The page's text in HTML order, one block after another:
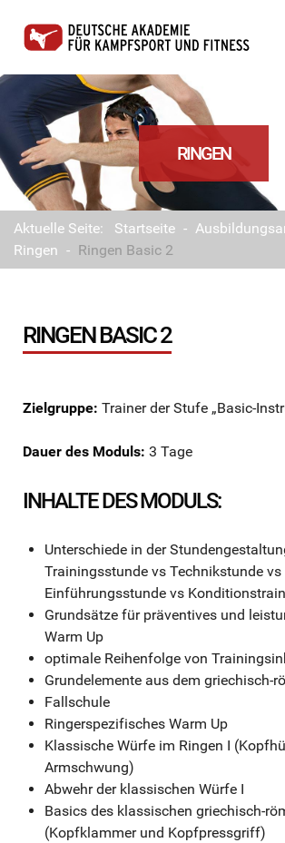
RINGEN
Aktuelle Seite: Startseite -
Ringen - Ringen Basic 2
RINGEN BASIC 2
Zielgruppe: Trainer der Stufe „Basic-
Dauer des Moduls: 3 Tage
INHALTE DES MODULS:
Unterschiede in der
Trainingsstunde vs Technikstunde vs
Einführungsstunde vs
Grundsätze für präventives und
Warm Up
optimale Reihenfolge von
Grundelemente aus dem griechisch-
Fallschule
Ringerspezifisches Warm Up
Klassische Würfe im Ringen I
Armschwung)
Abwehr der klassischen Würfe I
Basics des klassischen griechisch-
(Kopfklammer und Kopfpressgriff)